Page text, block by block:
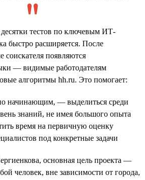
тестов по ключевым ИТ-
быстро расширяется. После
соискателя появляются
— видимые работодателям
алгоритмы hh.ru. Это помогает:
начинающим, — выделиться среди
знаний, не имея большого опыта
время на первичную оценку
под конкретные задачи
основная цель проекта —
человек, вне зависимости от города,